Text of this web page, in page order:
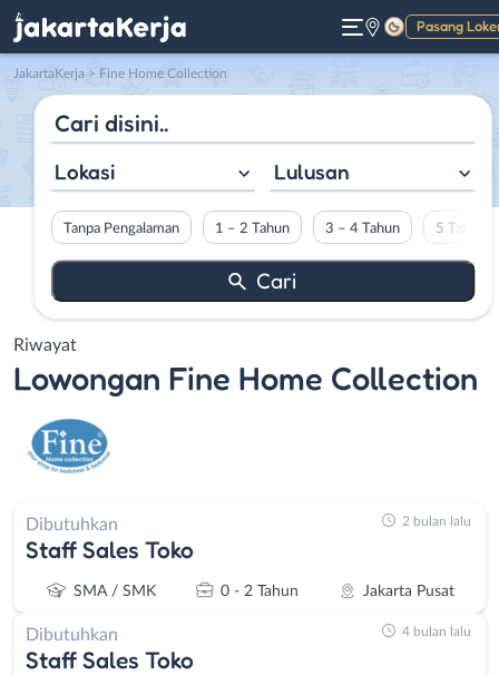
Pasang
Gelap
JakartaKerja > Fine Home Collection
Lokasi Lulusan
Tanpa Pengalaman 1 – 2 Tahun 3 – 4 Tahun 5 Tahun
Riwayat
Lowongan Fine Home Collection
Dibutuhkan
Staff Sales Toko
SMA / SMK 0 - 2 Tahun Jakarta Pusat
2 bulan lalu
Dibutuhkan
Staff Sales Toko
4 bulan lalu